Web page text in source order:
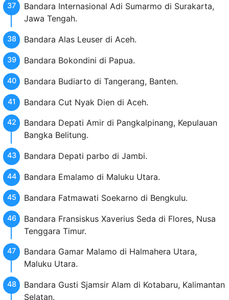
Bandara Internasional Adi Sumarmo di Surakarta,
Jawa Tengah.
Bandara Alas Leuser di Aceh.
Bandara Bokondini di Papua.
Bandara Budiarto di Tangerang, Banten.
Bandara Cut Nyak Dien di Aceh.
Bandara Depati Amir di Pangkalpinang, Kepulauan
Bangka Belitung.
Bandara Depati parbo di Jambi.
Bandara Emalamo di Maluku Utara.
Bandara Fatmawati Soekarno di Bengkulu.
Bandara Fransiskus Xaverius Seda di Flores, Nusa
Tenggara Timur.
Bandara Gamar Malamo di Halmahera Utara,
Maluku Utara.
Bandara Gusti Sjamsir Alam di Kotabaru, Kalimantan
Selatan.